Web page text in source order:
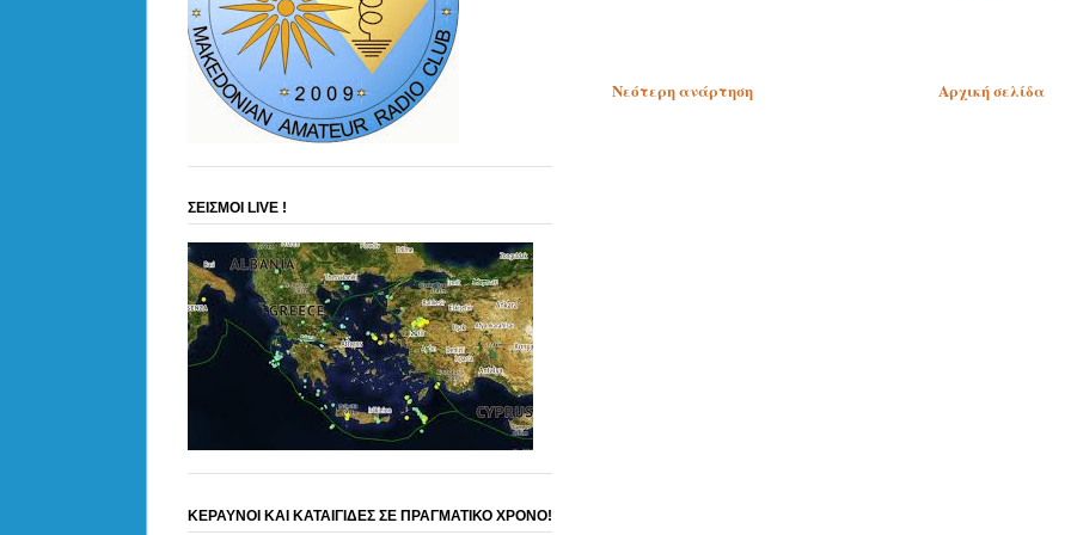
Νεότερη ανάρτηση Αρχική σελίδα
ΣΕΙΣΜΟΙ LIVE !
ΚΕΡΑΥΝΟΙ ΚΑΙ ΚΑΤΑΙΓΙΔΕΣ ΣΕ ΠΡΑΓΜΑΤΙΚΟ ΧΡΟΝΟ!